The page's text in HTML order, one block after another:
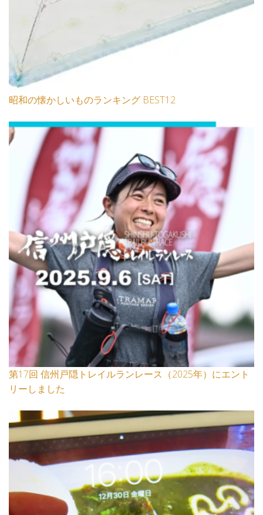
昭和の懐かしいものランキング BEST12
第17回 信州戸隠トレイルランレース（2025年）にエント
リーしました